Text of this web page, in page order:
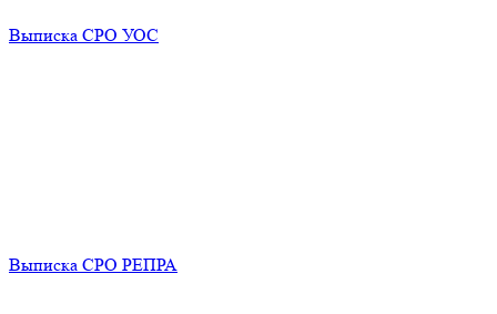
Выписка СРО УОС
Выписка СРО РЕПРА